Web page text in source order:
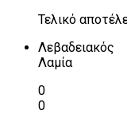
Τελικό
Λεβαδειακός
Λαμία
0
0